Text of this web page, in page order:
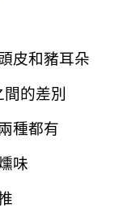
皮和豬耳朵
的差別
種都有
味